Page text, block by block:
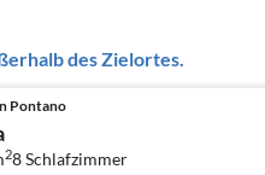
des Zielortes.
Pontano
28Schlafzimmer